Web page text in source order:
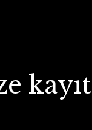
kayıt